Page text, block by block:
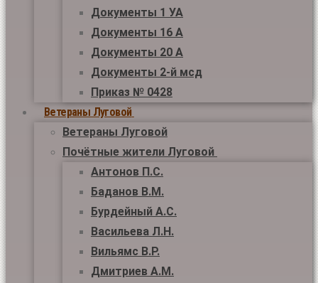
Документы 1 УА
Документы 16 А
Документы 20 А
Документы 2-й мсд
Приказ № 0428
Ветераны Луговой
Ветераны Луговой
Почётные жители Луговой
Антонов П.С.
Баданов В.М.
Бурдейный А.С.
Васильева Л.Н.
Вильямс В.Р.
Дмитриев А.М.